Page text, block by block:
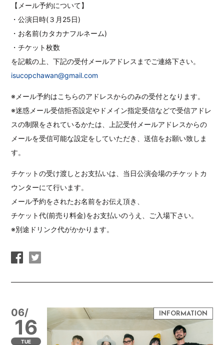
【メール予約について】
・公演日時(３月25日)
・お名前(カタカナフルネーム)
・チケット枚数
を記載の上、下記の受付メールアドレスまでご連絡下さい。
isucopchawan@gmail.com
※メール予約はこちらのアドレスからのみの受付となります。
※迷惑メール受信拒否設定やドメイン指定受信などで受信アドレ
スの制限をされているかたは、上記受付メールアドレスからの
メールを受信可能な設定をしていただき、送信をお願い致しま
す。
チケットの受け渡しとお支払いは、当日公演会場のチケットカ
ウンターにて行います。
メール予約をされたお名前をお伝え頂き、
チケット代(前売り料金)をお支払いのうえ、ご入場下さい。
※別途ドリンク代がかかります。
06/
16
TUE